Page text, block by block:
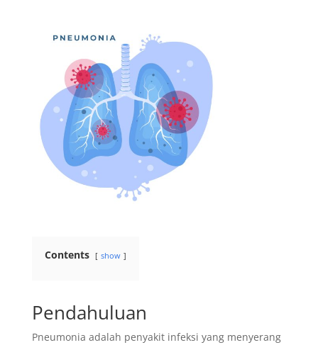
Contents show
Pendahuluan
Pneumonia adalah penyakit infeksi yang menyerang